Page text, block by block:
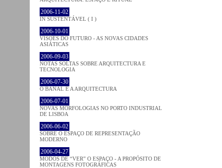
2006-11-02
IN SUSTENTÁVEL ( I )
2006-10-01
VISÕES DO FUTURO - AS NOVAS CIDADES
ASIÁTICAS
2006-09-03
NOTAS SOLTAS SOBRE ARQUITECTURA E
TECNOLOGIA
2006-07-30
O BANAL E A ARQUITECTURA
2006-07-01
NOVAS MORFOLOGIAS NO PORTO INDUSTRIAL
DE LISBOA
2006-06-02
SOBRE O ESPAÇO DE REPRESENTAÇÃO
MODERNO
2006-04-27
MODOS DE “VER” O ESPAÇO - A PROPÓSITO DE
MONTAGENS FOTOGRÁFICAS